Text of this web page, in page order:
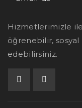
Hizmetlerimizle
öğrenebilir, sosyal
edebilirsiniz.